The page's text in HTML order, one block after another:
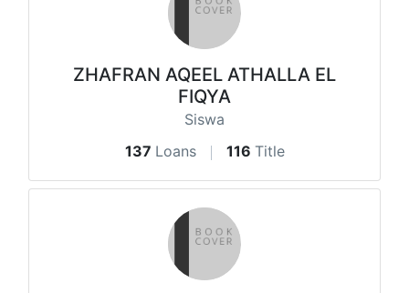
ZHAFRAN AQEEL ATHALLA EL
FIQYA
Siswa
137 Loans 116 Title